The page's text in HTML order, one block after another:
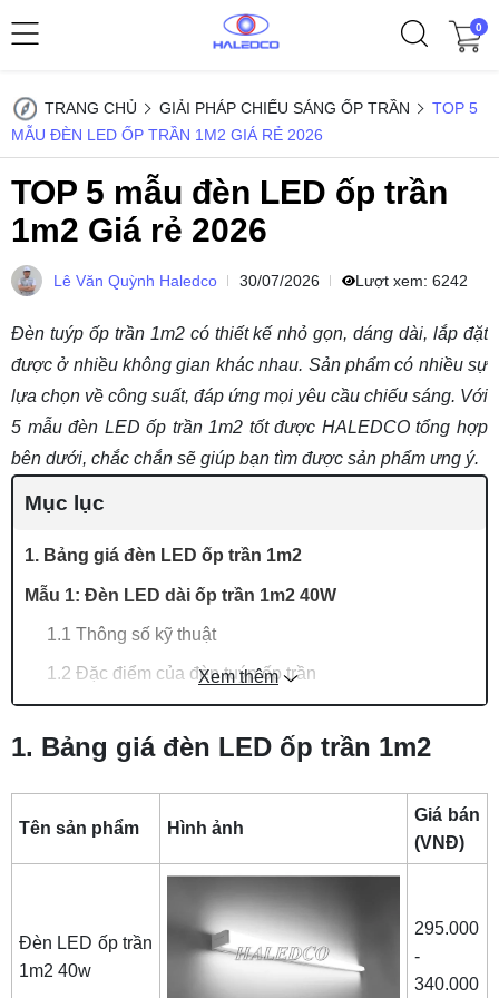
0
TRANG CHỦ GIẢI PHÁP CHIẾU SÁNG ỐP TRẦN
TOP 5
MẪU ĐÈN LED ỐP TRẦN 1M2 GIÁ RẺ 2026
TOP 5 mẫu đèn LED ốp trần
1m2 Giá rẻ 2026
Lê Văn Quỳnh Haledco 30/07/2026 Lượt xem: 6242
Đèn tuýp ốp trần 1m2 có thiết kế nhỏ gọn, dáng dài, lắp đặt
được ở nhiều không gian khác nhau. Sản phẩm có nhiều sự
lựa chọn về công suất, đáp ứng mọi yêu cầu chiếu sáng. Với
5 mẫu đèn LED ốp trần 1m2 tốt được HALEDCO tổng hợp
bên dưới, chắc chắn sẽ giúp bạn tìm được sản phẩm ưng ý.
Mục lục
1. Bảng giá đèn LED ốp trần 1m2
Mẫu 1: Đèn LED dài ốp trần 1m2 40W
1.1 Thông số kỹ thuật
1.2 Đặc điểm của đèn tuýp ốp trần
1.3 Giá bán
Mẫu 2: Đèn tuýp ốp trần chụp mica 1m2 40W
2.1 Thông số kỹ thuật
Mẫu 3: Đèn LED dài ốp trần 1m2 60W
3.1 Thông số kỹ thuật
Xem thêm
1. Bảng giá đèn LED ốp trần 1m2
Tên sản phẩm Hình ảnh
Giá bán
(VNĐ)
Đèn LED ốp trần
1m2 40w
295.000
-
340.000